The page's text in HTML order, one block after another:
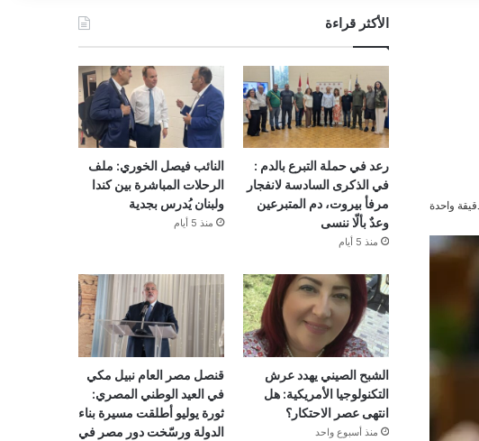
واحدة
الأكثر قراءة
رعد في حملة التبرع بالدم :
في الذكرى السادسة لانفجار
مرفأ بيروت، دم المتبرعين
وعدٌ بألّا ننسى
منذ 5 أيام
النائب فيصل الخوري: ملف
الرحلات المباشرة بين كندا
ولبنان يُدرس بجدية
منذ 5 أيام
الشبح الصيني يهدد عرش
التكنولوجيا الأمريكية: هل
انتهى عصر الاحتكار؟
منذ أسبوع واحد
قنصل مصر العام نبيل مكي
في العيد الوطني المصري:
ثورة يوليو أطلقت مسيرة بناء
الدولة ورسّخت دور مصر في